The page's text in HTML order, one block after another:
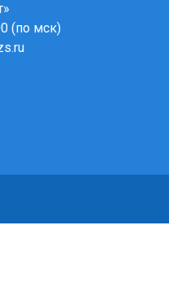
(по мск)